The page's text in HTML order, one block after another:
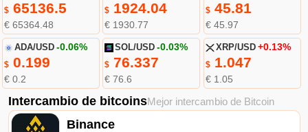
$65136.5
€ 65364.48
$ 1924.04
€ 1930.77
$45.81
€ 45.97
ADA/USD -0.06%
$0.199
€ 0.2
SOL/USD -0.03%
$ 76.337
€ 76.6
XRP/USD +0.13%
$1.047
€ 1.05
Intercambio de bitcoinsMejor intercambio de Bitcoin
Binance